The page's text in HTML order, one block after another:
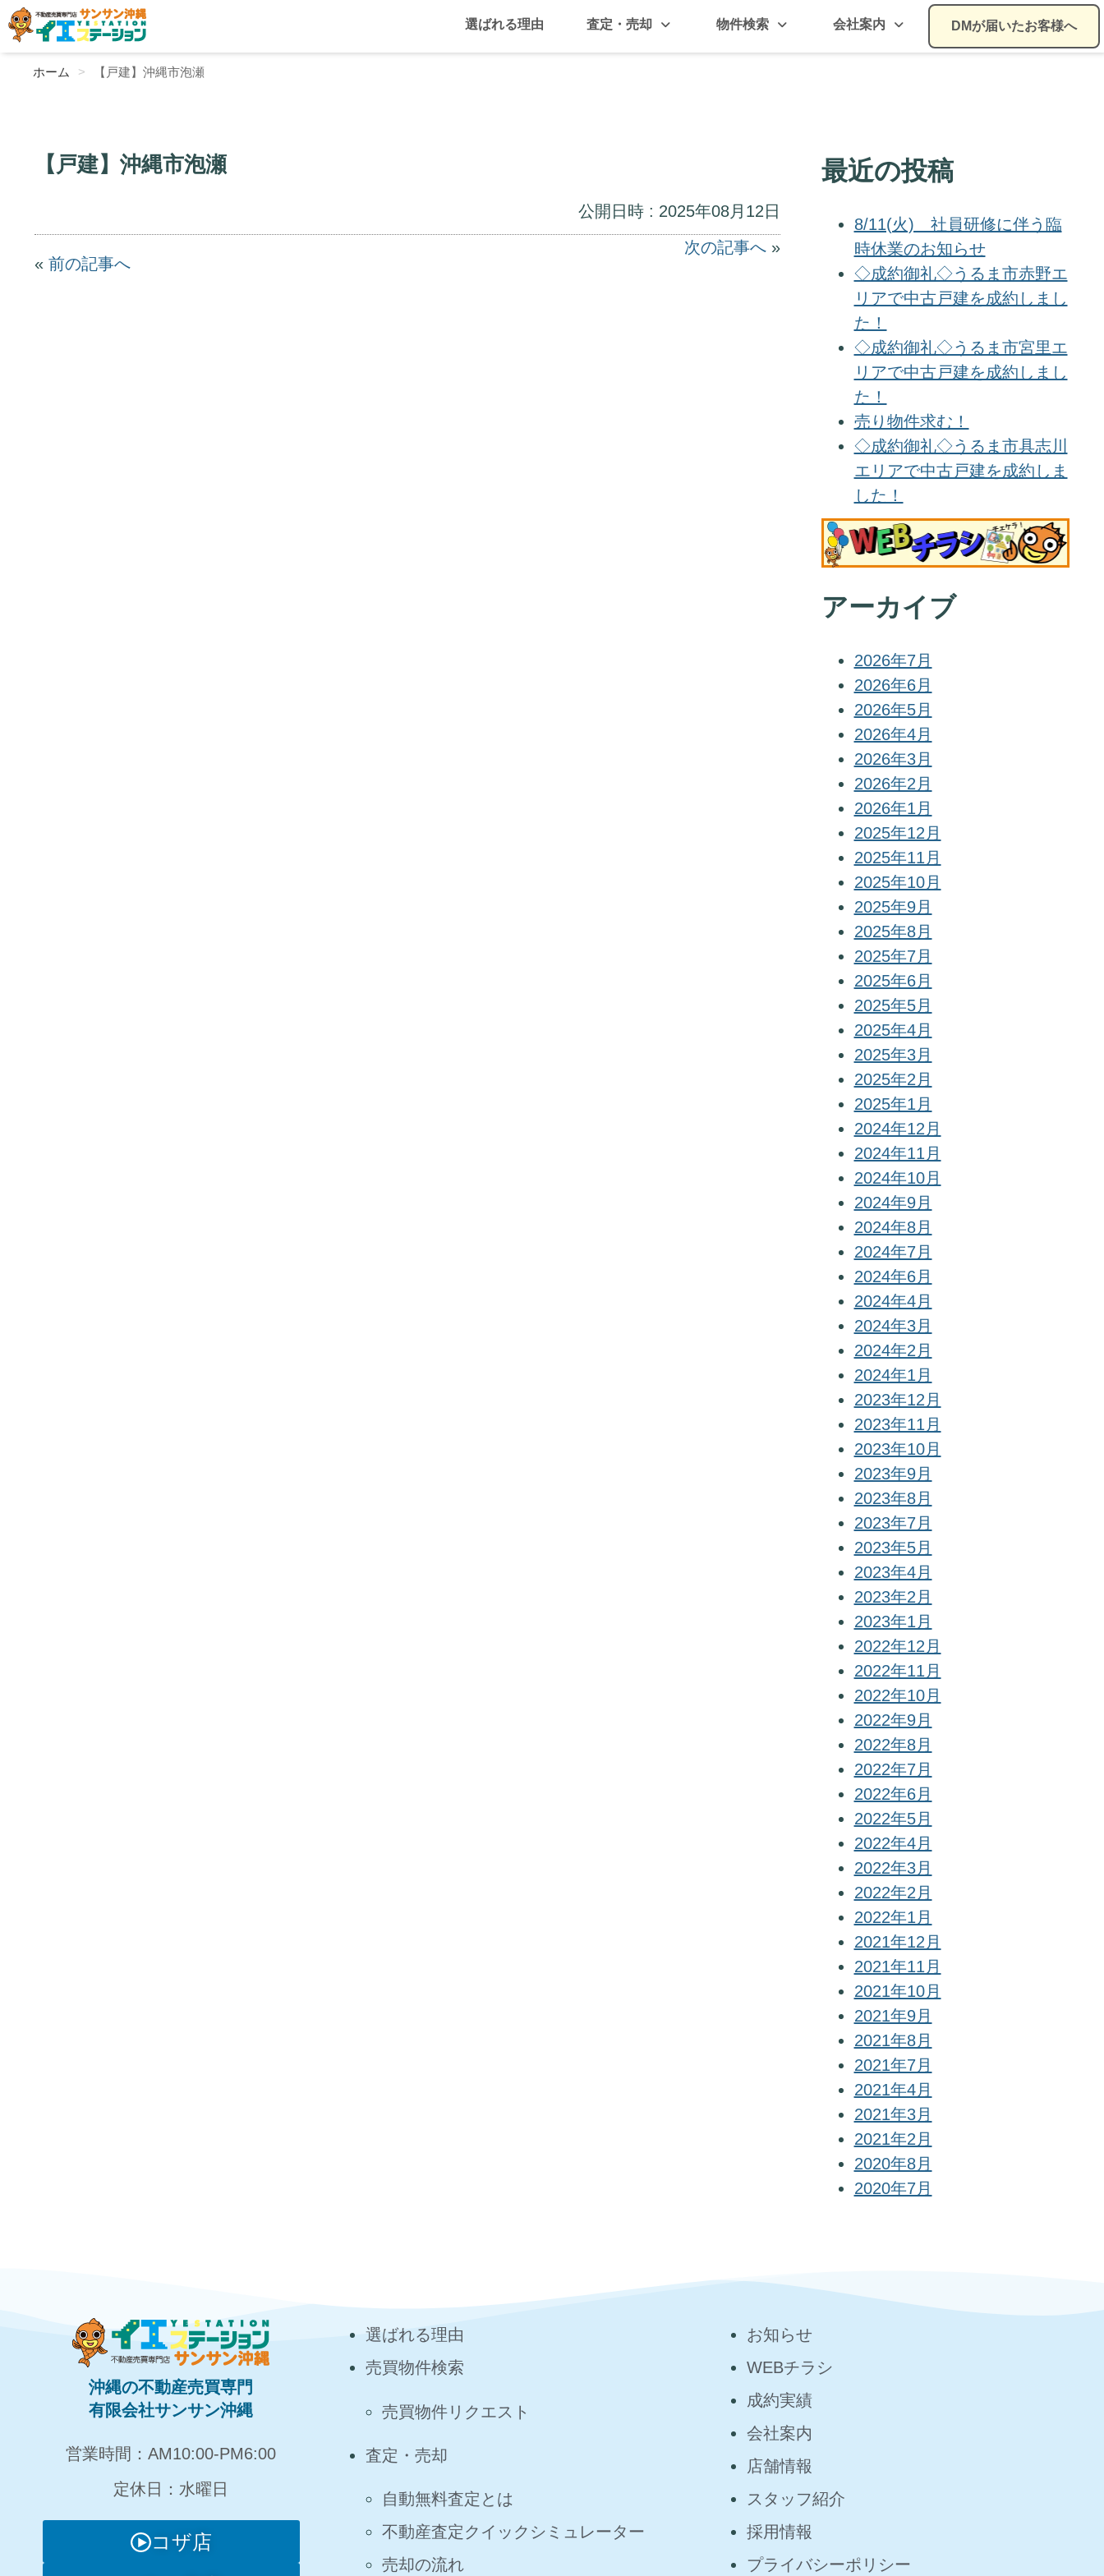
選ばれる理由 査定・売却 物件検索 会社案内 DMが届いたお客様へ
ホーム 【戸建】沖縄市泡瀬
【戸建】沖縄市泡瀬
公開日時 : 2025年08月12日
« 前の記事へ
次の記事へ»
最近の投稿
8/11(火) 社員研修に伴う臨
時休業のお知らせ
◇成約御礼◇うるま市赤野エ
リアで中古戸建を成約しまし
た！
◇成約御礼◇うるま市宮里エ
リアで中古戸建を成約しまし
た！
売り物件求む！
◇成約御礼◇うるま市具志川
エリアで中古戸建を成約しま
した！
アーカイブ
2026年7月
2026年6月
2026年5月
2026年4月
2026年3月
2026年2月
2026年1月
2025年12月
2025年11月
2025年10月
2025年9月
2025年8月
2025年7月
2025年6月
2025年5月
2025年4月
2025年3月
2025年2月
2025年1月
2024年12月
2024年11月
2024年10月
2024年9月
2024年8月
2024年7月
2024年6月
2024年4月
2024年3月
2024年2月
2024年1月
2023年12月
2023年11月
2023年10月
2023年9月
2023年8月
2023年7月
2023年5月
2023年4月
2023年2月
2023年1月
2022年12月
2022年11月
2022年10月
2022年9月
2022年8月
2022年7月
2022年6月
2022年5月
2022年4月
2022年3月
2022年2月
2022年1月
2021年12月
2021年11月
2021年10月
2021年9月
2021年8月
2021年7月
2021年4月
2021年3月
2021年2月
2020年8月
2020年7月
沖縄の不動産売買専門
有限会社サンサン沖縄
営業時間：AM10:00‐PM6:00
定休日：水曜日
コザ店
選ばれる理由
売買物件検索
売買物件リクエスト
査定・売却
自動無料査定とは
不動産査定クイックシミュレーター
売却の流れ
お知らせ
WEBチラシ
成約実績
会社案内
店舗情報
スタッフ紹介
採用情報
プライバシーポリシー